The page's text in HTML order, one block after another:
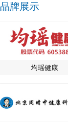
品牌展示
均瑶健康